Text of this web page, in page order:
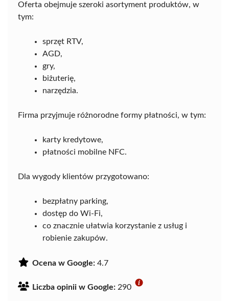
Oferta obejmuje szeroki asortyment produktów, w
tym:
sprzęt RTV,
AGD,
gry,
biżuterię,
narzędzia.
Firma przyjmuje różnorodne formy płatności, w tym:
karty kredytowe,
płatności mobilne NFC.
Dla wygody klientów przygotowano:
bezpłatny parking,
dostęp do Wi-Fi,
co znacznie ułatwia korzystanie z usług i
robienie zakupów.
Ocena w Google: 4.7
Liczba opinii w Google: 290